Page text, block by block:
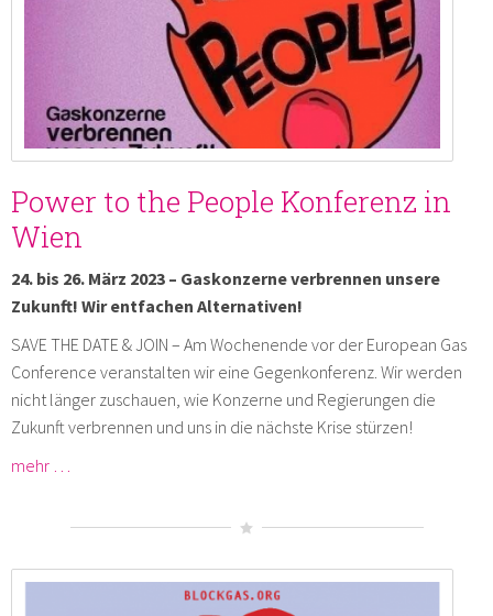
Power to the People Konferenz in
Wien
24. bis 26. März 2023 – Gaskonzerne verbrennen unsere
Zukunft! Wir entfachen Alternativen!
SAVE THE DATE & JOIN – Am Wochenende vor der European Gas
Conference veranstalten wir eine Gegenkonferenz. Wir werden
nicht länger zuschauen, wie Konzerne und Regierungen die
Zukunft verbrennen und uns in die nächste Krise stürzen!
mehr …